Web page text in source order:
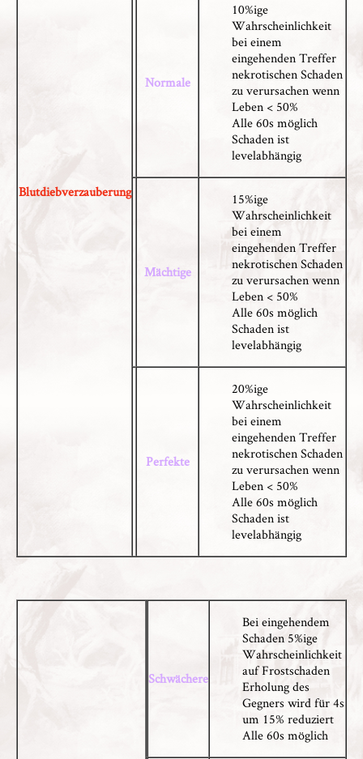
Blutdiebverzauberung
Normale
10%ige
Wahrscheinlichkeit
bei einem
eingehenden Treffer
nekrotischen Schaden
zu verursachen wenn
Leben < 50%
Alle 60s möglich
Schaden ist
levelabhängig
Mächtige
15%ige
Wahrscheinlichkeit
bei einem
eingehenden Treffer
nekrotischen Schaden
zu verursachen wenn
Leben < 50%
Alle 60s möglich
Schaden ist
levelabhängig
Perfekte
20%ige
Wahrscheinlichkeit
bei einem
eingehenden Treffer
nekrotischen Schaden
zu verursachen wenn
Leben < 50%
Alle 60s möglich
Schaden ist
levelabhängig
Schwächere
Bei eingehendem
Schaden 5%ige
Wahrscheinlichkeit
auf Frostschaden
Erholung des
Gegners wird für 4s
um 15% reduziert
Alle 60s möglich